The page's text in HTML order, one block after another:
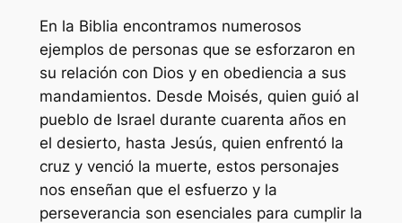
En la Biblia encontramos numerosos
ejemplos de personas que se esforzaron en
su relación con Dios y en obediencia a sus
mandamientos. Desde Moisés, quien guió al
pueblo de Israel durante cuarenta años en
el desierto, hasta Jesús, quien enfrentó la
cruz y venció la muerte, estos personajes
nos enseñan que el esfuerzo y la
perseverancia son esenciales para cumplir la